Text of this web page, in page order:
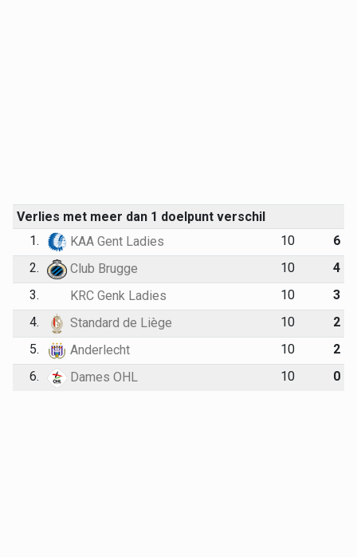
Verlies met meer dan 1 doelpunt verschil
1.
KAA Gent Ladies 10
6
2.
Club Brugge 10
4
3.
KRC Genk Ladies 10
3
4.
Standard de Liège 10
2
5.
Anderlecht 10
2
6.
Dames OHL 10 0